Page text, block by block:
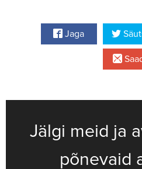
Jaga
Jälgi meid ja
põnevaid